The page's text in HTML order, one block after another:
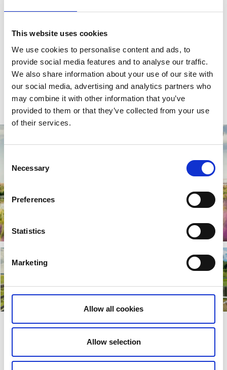
This website uses cookies
We use cookies to personalise content and ads, to
provide social media features and to analyse our traffic.
We also share information about your use of our site with
our social media, advertising and analytics partners who
may combine it with other information that you’ve
provided to them or that they’ve collected from your use
of their services.
Selection
Necessary
Preferences
Statistics
Marketing
Allow all cookies
Allow selection
Granne med klostret ligger
go-fika och lättare luncher.
I appen Kulturväg Skaraborg finns en guidad tur på
Rosenstigen i Varnhem. En vandring längs en naturstig
på ca 2 km, genom ett kulturlandskap som berättar hur
människor levt här under tusentals år.
4. Naturum Hornborgasjön
Naturum Hornborgasjön– Vare sig du besöker